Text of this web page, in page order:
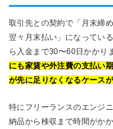
取引先との契約で「月末締
翌々月末払い」になってい
ら入金まで30〜60日かかり
にも家賃や外注費の支払い
が先に足りなくなるケース
特にフリーランスのエンジ
納品から検収まで時間がか